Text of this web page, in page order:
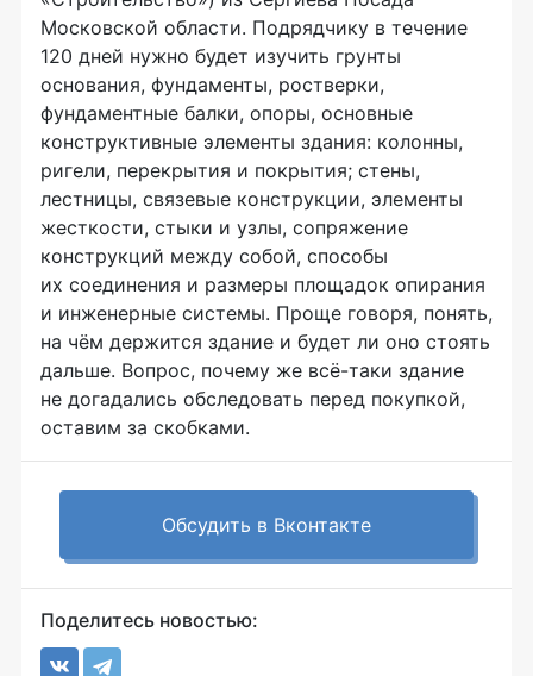
Московской области. Подрядчику в течение
120 дней нужно будет изучить грунты
основания, фундаменты, ростверки,
фундаментные балки, опоры, основные
конструктивные элементы здания: колонны,
ригели, перекрытия и покрытия; стены,
лестницы, связевые конструкции, элементы
жесткости, стыки и узлы, сопряжение
конструкций между собой, способы
их соединения и размеры площадок опирания
и инженерные системы. Проще говоря, понять,
на чём держится здание и будет ли оно стоять
дальше. Вопрос, почему же всё-таки здание
не догадались обследовать перед покупкой,
оставим за скобками.
Обсудить в Вконтакте
Поделитесь новостью: